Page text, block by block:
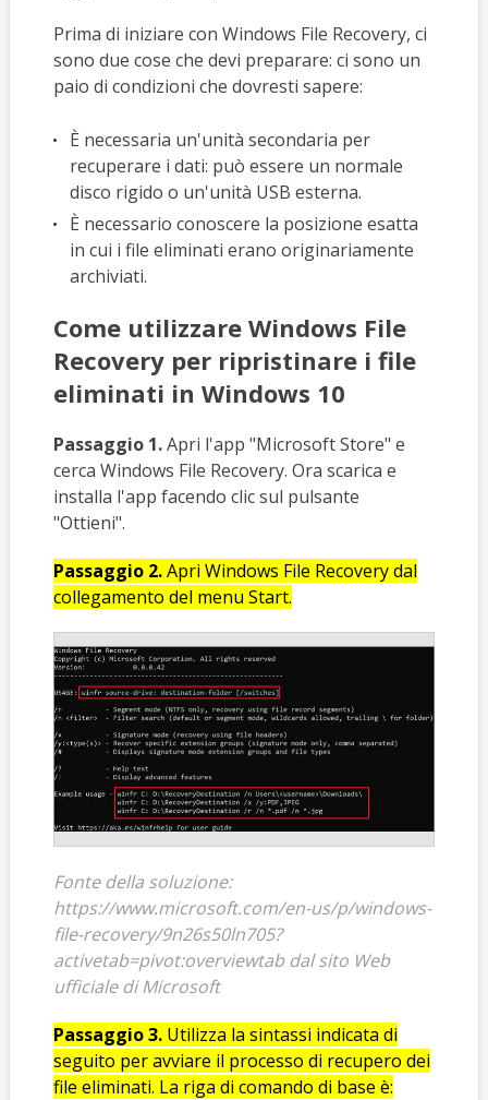
Prima di iniziare con Windows File Recovery, ci
sono due cose che devi preparare: ci sono un
paio di condizioni che dovresti sapere:
È necessaria un'unità secondaria per
recuperare i dati: può essere un normale
disco rigido o un'unità USB esterna.
È necessario conoscere la posizione esatta
in cui i file eliminati erano originariamente
archiviati.
Come utilizzare Windows File
Recovery per ripristinare i file
eliminati in Windows 10
Passaggio 1.Apri l'app "Microsoft Store" e
cerca Windows File Recovery. Ora scarica e
installa l'app facendo clic sul pulsante
"Ottieni".
Passaggio 2.Apri Windows File Recovery dal
collegamento del menu Start.
Fonte della soluzione:
https://www.microsoft.com/en-us/p/windows-
file-recovery/9n26s50ln705?
activetab=pivot:overviewtab dal sito Web
ufficiale di Microsoft
Passaggio 3.Utilizza la sintassi indicata di
seguito per avviare il processo di recupero dei
file eliminati. La riga di comando di base è: